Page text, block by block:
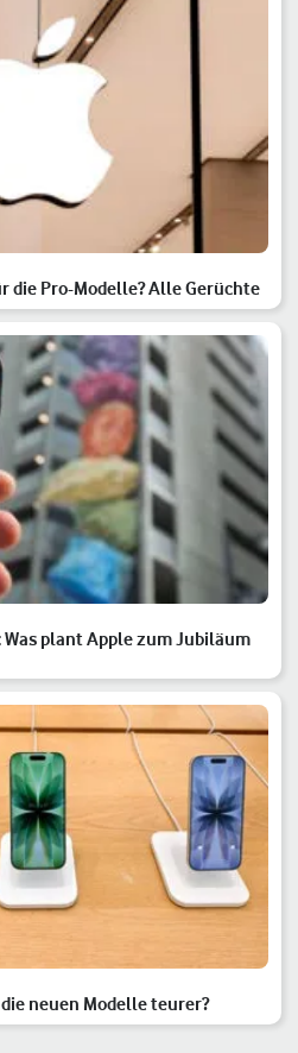
die Pro-Modelle? Alle Gerüchte
Was plant Apple zum Jubiläum
neuen Modelle teurer?